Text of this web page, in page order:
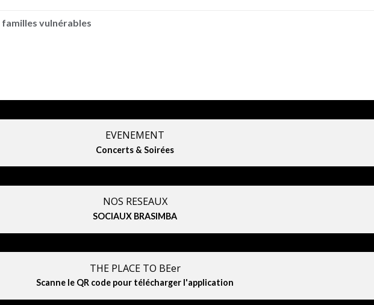
vulnérables
EVENEMENT
Concerts & Soirées
NOS RESEAUX
SOCIAUX BRASIMBA
THE PLACE TO BEer
Scanne le QR code pour télécharger l'application